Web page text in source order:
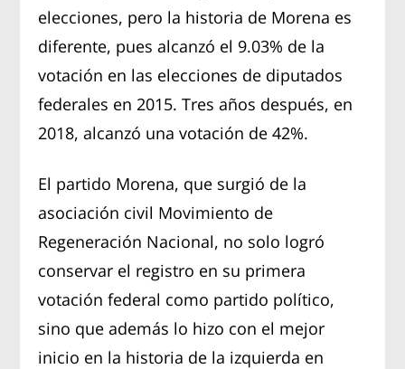
elecciones, pero la historia de Morena es
diferente, pues alcanzó el 9.03% de la
votación en las elecciones de diputados
federales en 2015. Tres años después, en
2018, alcanzó una votación de 42%.
El partido Morena, que surgió de la
asociación civil Movimiento de
Regeneración Nacional, no solo logró
conservar el registro en su primera
votación federal como partido político,
sino que además lo hizo con el mejor
inicio en la historia de la izquierda en